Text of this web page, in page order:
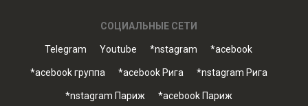
СОЦИАЛЬНЫЕ СЕТИ
Telegram Youtube *nstagram *acebook
*acebook группа *acebook Рига *nstagram Рига
*nstagram Париж *acebook Париж